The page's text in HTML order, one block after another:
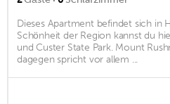
Dieses Apartment befindet sich in
Schönheit der Region kannst du
und Custer State Park. Mount
dagegen spricht vor allem ...